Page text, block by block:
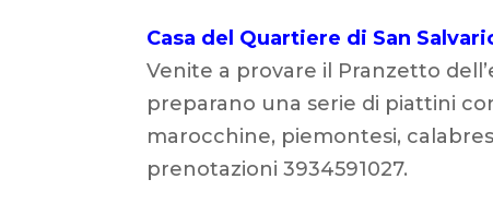
Casa del Quartiere di San
Venite a provare il Pranzetto
preparano una serie di piattini
marocchine, piemontesi,
prenotazioni 3934591027.